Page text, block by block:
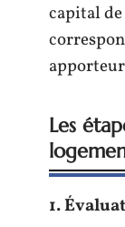
capital de
Les
1.